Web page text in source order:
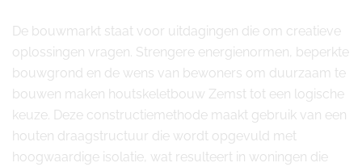
De bouwmarkt staat voor uitdagingen die om creatieve
oplossingen vragen. Strengere energienormen, beperkte
bouwgrond en de wens van bewoners om duurzaam te
bouwen maken houtskeletbouw Zemst tot een logische
keuze. Deze constructiemethode maakt gebruik van een
houten draagstructuur die wordt opgevuld met
hoogwaardige isolatie, wat resulteert in woningen die